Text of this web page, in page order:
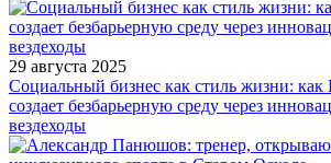
29 августа 2025
Социальный бизнес как стиль жизни:
создает безбарьерную среду через
вездеходы